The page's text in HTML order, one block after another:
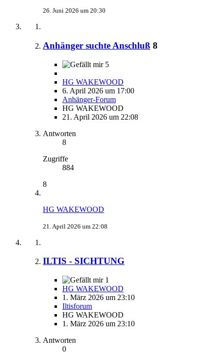
26. Juni 2026 um 20:30
Anhänger suchte Anschluß 8
5
HG WAKEWOOD
6. April 2026 um 17:00
Anhänger-Forum
HG WAKEWOOD
21. April 2026 um 22:08
Antworten
8
Zugriffe
884
8
HG WAKEWOOD
21. April 2026 um 22:08
ILTIS - SICHTUNG
1
HG WAKEWOOD
1. März 2026 um 23:10
Iltisforum
HG WAKEWOOD
1. März 2026 um 23:10
Antworten
0